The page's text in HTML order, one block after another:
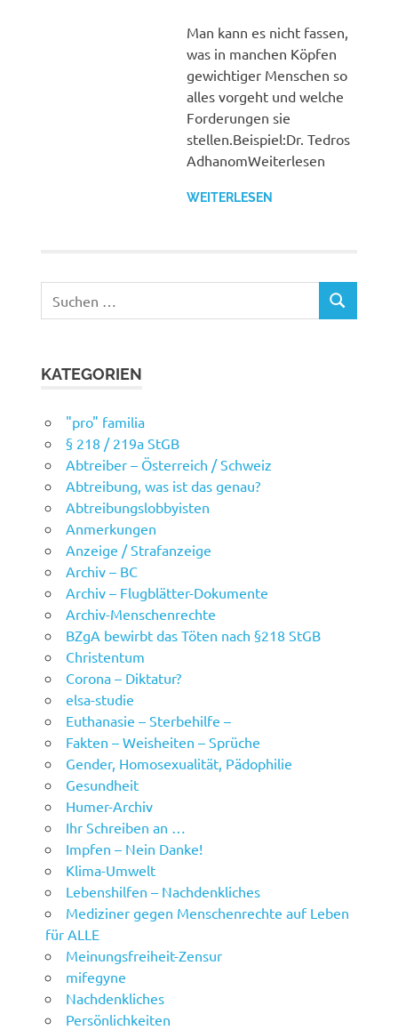
Man kann es nicht fassen,
was in manchen Köpfen
gewichtiger Menschen so
alles vorgeht und welche
Forderungen sie
stellen.Beispiel:Dr. Tedros
AdhanomWeiterlesen
WEITERLESEN
nach:
SUCHEN
KATEGORIEN
"pro" familia
§ 218 / 219a StGB
Abtreiber – Österreich / Schweiz
Abtreibung, was ist das genau?
Abtreibungslobbyisten
Anmerkungen
Anzeige / Strafanzeige
Archiv – BC
Archiv – Flugblätter-Dokumente
Archiv-Menschenrechte
BZgA bewirbt das Töten nach §218 StGB
Christentum
Corona – Diktatur?
elsa-studie
Euthanasie – Sterbehilfe –
Fakten – Weisheiten – Sprüche
Gender, Homosexualität, Pädophilie
Gesundheit
Humer-Archiv
Ihr Schreiben an …
Impfen – Nein Danke!
Klima-Umwelt
Lebenshilfen – Nachdenkliches
Mediziner gegen Menschenrechte auf Leben
für ALLE
Meinungsfreiheit-Zensur
mifegyne
Nachdenkliches
Persönlichkeiten